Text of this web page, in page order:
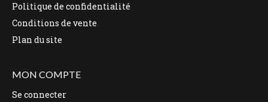
Politique de confidentialité
Conditions de vente
Plan du site
MON COMPTE
Se connecter